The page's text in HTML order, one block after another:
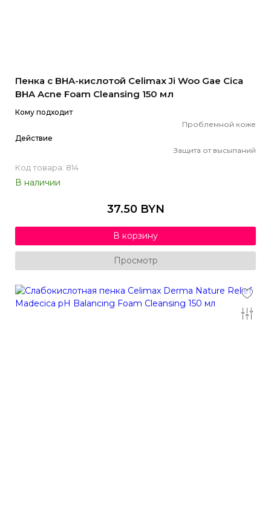
Пенка с BHA-кислотой Celimax Ji Woo Gae Cica
BHA Acne Foam Cleansing 150 мл
Кому подходит
Проблемной коже
Действие
Защита от высыпаний
Код товара: 814
В наличии
37.50 BYN
В корзину
Просмотр